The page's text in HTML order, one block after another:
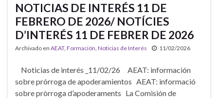
NOTICIAS DE INTERÉS 11 DE
FEBRERO DE 2026/ NOTÍCIES
D’INTERÉS 11 DE FEBRER DE 2026
Archivado en AEAT, Formación Noticias de Interés 11/02/2026
Noticias de interés _11/02/26 AEAT: información
sobre prórroga de apoderamientos AEAT: informació
sobre pròrroga d’apoderaments La Comisión de